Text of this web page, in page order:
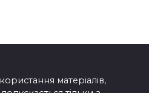
матеріалів,